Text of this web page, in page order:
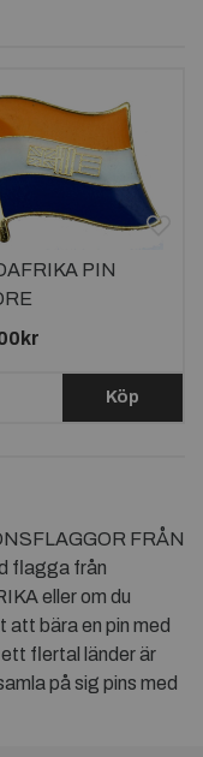
PIN
Köp
FRÅN
flagga från
eller om du
att bära en pin med
flertal länder är
på sig pins med